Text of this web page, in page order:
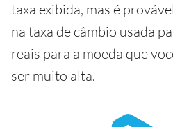
taxa exibida, mas é
na taxa de câmbio usada
reais para a moeda que
ser muito alta.